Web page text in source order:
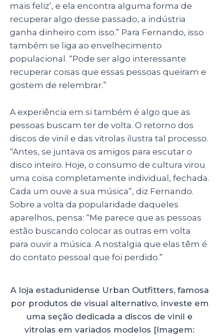
mais feliz’, e ela encontra alguma forma de
recuperar algo desse passado, a indústria
ganha dinheiro com isso.” Para Fernando, isso
também se liga ao envelhecimento
populacional. “Pode ser algo interessante
recuperar coisas que essas pessoas queiram e
gostem de relembrar.”
A experiência em si também é algo que as
pessoas buscam ter de volta. O retorno dos
discos de vinil e das vitrolas ilustra tal processo.
“Antes, se juntava os amigos para escutar o
disco inteiro. Hoje, o consumo de cultura virou
uma coisa completamente individual, fechada.
Cada um ouve a sua música”, diz Fernando.
Sobre a volta da popularidade daqueles
aparelhos, pensa: “Me parece que as pessoas
estão buscando colocar as outras em volta
para ouvir a música. A nostalgia que elas têm é
do contato pessoal que foi perdido.”
A loja estadunidense Urban Outfitters, famosa
por produtos de visual alternativo, investe em
uma seção dedicada a discos de vinil e
vitrolas em variados modelos [Imagem: